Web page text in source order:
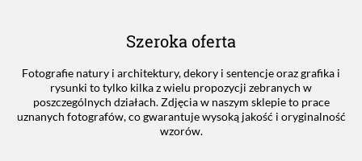
Szeroka oferta
Fotografie natury i architektury, dekory i sentencje oraz grafika i
rysunki to tylko kilka z wielu propozycji zebranych w
poszczególnych działach. Zdjęcia w naszym sklepie to prace
uznanych fotografów, co gwarantuje wysoką jakość i oryginalność
wzorów.